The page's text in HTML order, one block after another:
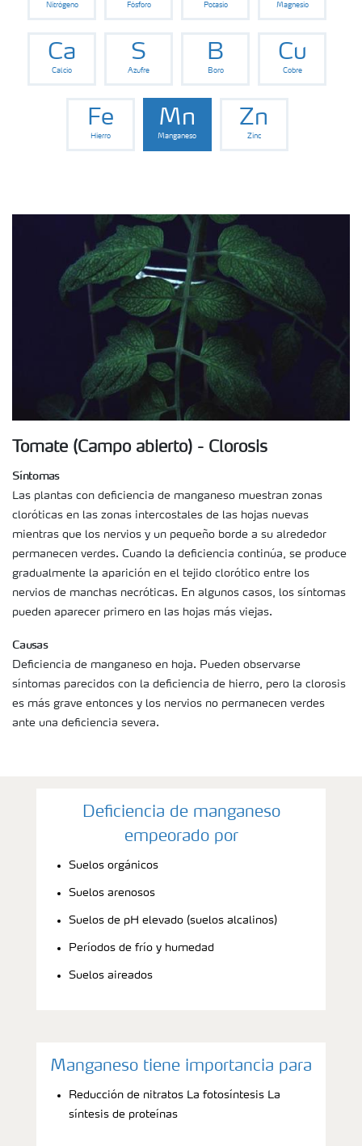
Nitrógeno Fósforo Potasio Magnesio
Ca
Calcio
S
Azufre
B
Boro
Cu
Cobre
Fe
Hierro
Mn
Manganeso
Zn
Zinc
Tomate (Campo abierto) - Clorosis
Síntomas
Las plantas con deficiencia de manganeso muestran zonas
cloróticas en las zonas intercostales de las hojas nuevas
mientras que los nervios y un pequeño borde a su alrededor
permanecen verdes. Cuando la deficiencia continúa, se produce
gradualmente la aparición en el tejido clorótico entre los
nervios de manchas necróticas. En algunos casos, los síntomas
pueden aparecer primero en las hojas más viejas.
Causas
Deficiencia de manganeso en hoja. Pueden observarse
síntomas parecidos con la deficiencia de hierro, pero la clorosis
es más grave entonces y los nervios no permanecen verdes
ante una deficiencia severa.
Deficiencia de manganeso
empeorado por
Suelos orgánicos
Suelos arenosos
Suelos de pH elevado (suelos alcalinos)
Períodos de frío y humedad
Suelos aireados
Manganeso tiene importancia para
Reducción de nitratos La fotosíntesis La
síntesis de proteínas